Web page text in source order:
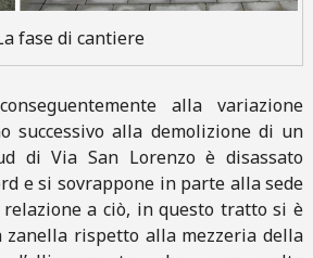
fase di cantiere
alla variazione
successivo alla demolizione di un
di Via San Lorenzo è disassato
e si sovrappone in parte alla sede
relazione a ciò, in questo tratto si è
zanella rispetto alla mezzeria della